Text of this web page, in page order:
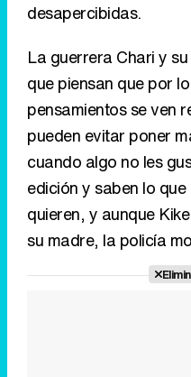
desapercibidas.
La guerrera Chari y
que piensan que por
pensamientos se ven
pueden evitar poner
cuando algo no les
edición y saben lo
quieren, y aunque
su madre, la policía